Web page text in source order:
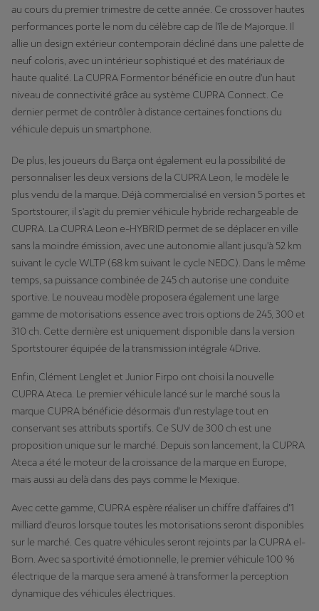
au cours du premier trimestre de cette année. Ce crossover hautes
performances porte le nom du célèbre cap de l'île de Majorque. Il
allie un design extérieur contemporain décliné dans une palette de
neuf coloris, avec un intérieur sophistiqué et des matériaux de
haute qualité. La CUPRA Formentor bénéficie en outre d'un haut
niveau de connectivité grâce au système CUPRA Connect. Ce
dernier permet de contrôler à distance certaines fonctions du
véhicule depuis un smartphone.
De plus, les joueurs du Barça ont également eu la possibilité de
personnaliser les deux versions de la CUPRA Leon, le modèle le
plus vendu de la marque. Déjà commercialisé en version 5 portes et
Sportstourer, il s'agit du premier véhicule hybride rechargeable de
CUPRA. La CUPRA Leon e-HYBRID permet de se déplacer en ville
sans la moindre émission, avec une autonomie allant jusqu'à 52 km
suivant le cycle WLTP (68 km suivant le cycle NEDC). Dans le même
temps, sa puissance combinée de 245 ch autorise une conduite
sportive. Le nouveau modèle proposera également une large
gamme de motorisations essence avec trois options de 245, 300 et
310 ch. Cette dernière est uniquement disponible dans la version
Sportstourer équipée de la transmission intégrale 4Drive.
Enfin, Clément Lenglet et Junior Firpo ont choisi la nouvelle
CUPRA Ateca. Le premier véhicule lancé sur le marché sous la
marque CUPRA bénéficie désormais d'un restylage tout en
conservant ses attributs sportifs. Ce SUV de 300 ch est une
proposition unique sur le marché. Depuis son lancement, la CUPRA
Ateca a été le moteur de la croissance de la marque en Europe,
mais aussi au delà dans des pays comme le Mexique.
Avec cette gamme, CUPRA espère réaliser un chiffre d'affaires d’1
milliard d'euros lorsque toutes les motorisations seront disponibles
sur le marché. Ces quatre véhicules seront rejoints par la CUPRA el-
Born. Avec sa sportivité émotionnelle, le premier véhicule 100 %
électrique de la marque sera amené à transformer la perception
dynamique des véhicules électriques.